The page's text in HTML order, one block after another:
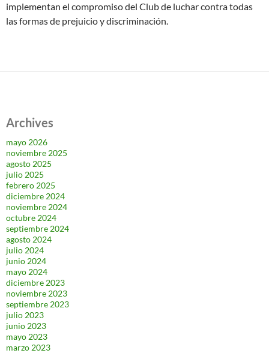
implementan el compromiso del Club de luchar contra todas
las formas de prejuicio y discriminación.
Archives
mayo 2026
noviembre 2025
agosto 2025
julio 2025
febrero 2025
diciembre 2024
noviembre 2024
octubre 2024
septiembre 2024
agosto 2024
julio 2024
junio 2024
mayo 2024
diciembre 2023
noviembre 2023
septiembre 2023
julio 2023
junio 2023
mayo 2023
marzo 2023